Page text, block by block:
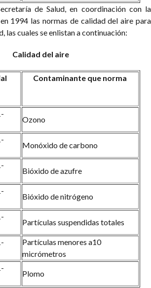
de Salud, en coordinación con la
1994 las normas de calidad del aire para
las cuales se enlistan a continuación:
Calidad del aire
Contaminante que norma
Ozono
Monóxido de carbono
Bióxido de azufre
Bióxido de nitrógeno
Partículas suspendidas totales
Partículas menores a10
micrómetros
Plomo